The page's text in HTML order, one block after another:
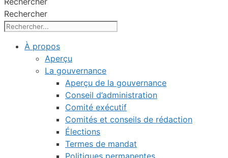
Rechercher
À propos
Aperçu
La gouvernance
Aperçu de la gouvernance
Conseil d’administration
Comité exécutif
Comités et conseils de rédaction
Élections
Termes de mandat
Politiques permanentes